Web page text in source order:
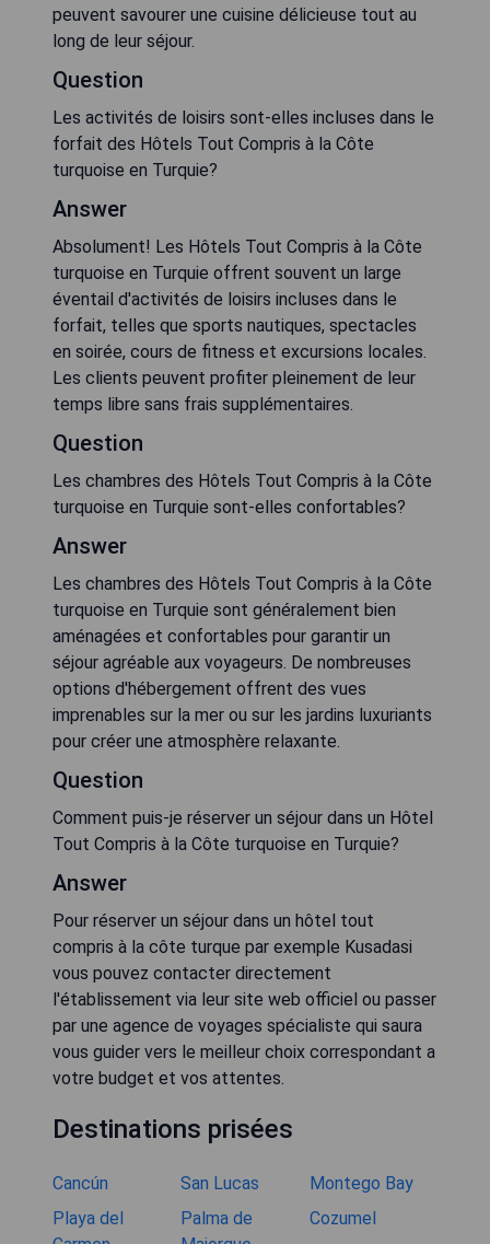
peuvent savourer une cuisine délicieuse tout au
long de leur séjour.
Question
Les activités de loisirs sont-elles incluses dans le
forfait des Hôtels Tout Compris à la Côte
turquoise en Turquie?
Answer
Absolument! Les Hôtels Tout Compris à la Côte
turquoise en Turquie offrent souvent un large
éventail d'activités de loisirs incluses dans le
forfait, telles que sports nautiques, spectacles
en soirée, cours de fitness et excursions locales.
Les clients peuvent profiter pleinement de leur
temps libre sans frais supplémentaires.
Question
Les chambres des Hôtels Tout Compris à la Côte
turquoise en Turquie sont-elles confortables?
Answer
Les chambres des Hôtels Tout Compris à la Côte
turquoise en Turquie sont généralement bien
aménagées et confortables pour garantir un
séjour agréable aux voyageurs. De nombreuses
options d'hébergement offrent des vues
imprenables sur la mer ou sur les jardins luxuriants
pour créer une atmosphère relaxante.
Question
Comment puis-je réserver un séjour dans un Hôtel
Tout Compris à la Côte turquoise en Turquie?
Answer
Pour réserver un séjour dans un hôtel tout
compris à la côte turque par exemple Kusadasi
vous pouvez contacter directement
l'établissement via leur site web officiel ou passer
par une agence de voyages spécialiste qui saura
vous guider vers le meilleur choix correspondant a
votre budget et vos attentes.
Destinations prisées
Cancún San Lucas
Montego Bay
Playa del
Palma de
Cozumel